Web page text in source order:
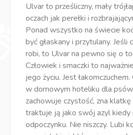
Ulvar to prześliczny, mały
oczach jak perełki i
Ponad wszystko na świecie
być głaskany i przytulany. Jeśli
robi, to Ulvar na pewno się o to
Człowiek i smaczki to
jego życiu. Jest
w domowym hoteliku dla
zachowuje czystość, zna
traktuje ją jako swój azyl kiedy
odpoczynku. Nie niszczy. Lubi